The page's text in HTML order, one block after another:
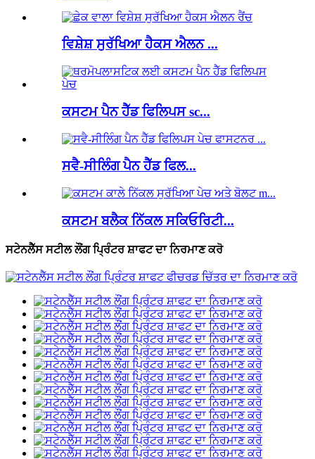
ਵਿਸ਼ੇਸ਼ ਸੁਰੱਖਿਆ ਹੈਕਸ ਐਲਨ ...
ਕਸਟਮ ਪੈਨ ਹੈੱਡ ਫਿਲਿਪਸ sc...
ਸਵੈ-ਸੀਲਿੰਗ ਪੈਨ ਹੈੱਡ ਫਿਲ...
ਕਸਟਮ ਬਲੈਕ ਨਿੱਕਲ ਸਕਿਓਰਿਟੀ...
ਸਟੇਨਲੈੱਸ ਸਟੀਲ ਲੌਂਗ ਪ੍ਰਿੰਟਰ ਸ਼ਾਫਟ ਦਾ ਨਿਰਮਾਣ ਕਰੋ